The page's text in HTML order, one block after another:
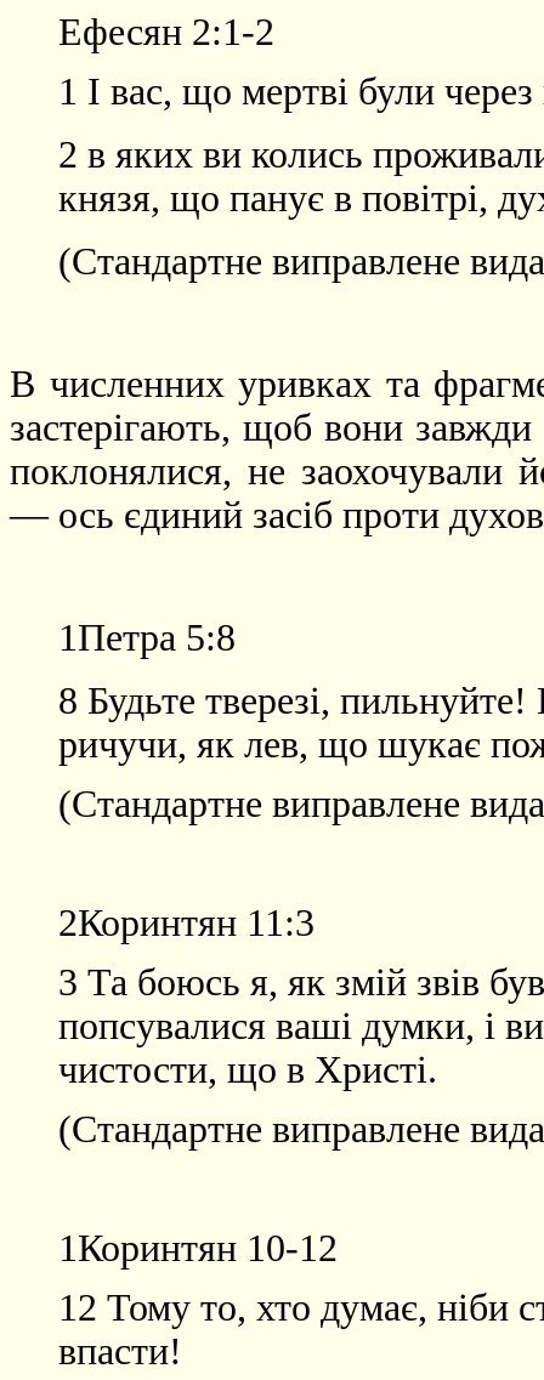
Ефесян 2:1-2
1 І вас, що мертві були
2 в яких ви колись
князя, що панує в повітрі,
(Стандартне виправлене
В численних уривках та
застерігають, щоб вони
поклонялися, не заохочували
— ось єдиний засіб проти
1Петра 5:8
8 Будьте тверезі,
ричучи, як лев, що шукає
(Стандартне виправлене
2Коринтян 11:3
3 Та боюсь я, як змій звів
попсувалися ваші думки, і
чистости, що в Христі.
(Стандартне виправлене
1Коринтян 10-12
12 Тому то, хто думає, ніби
впасти!